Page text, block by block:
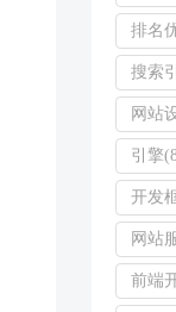
排名
搜索
网站
引擎
开发
网站
前端